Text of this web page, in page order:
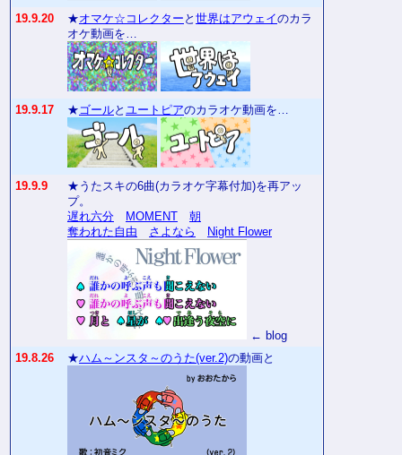
19.9.20 ★オマケ☆コレクター と 世界はアウェイのカラ
オケ動画を…
19.9.17 ★ゴールと ユートピアのカラオケ動画を…
19.9.9
★うたスキの6曲(カラオケ字幕付加)を再アッ
プ。
遅れ六分
MOMENT
朝
奪われた自由
さよなら Night Flower
← blog
19.8.26
★ハム～ンスタ～のうた(ver.2)の動画と